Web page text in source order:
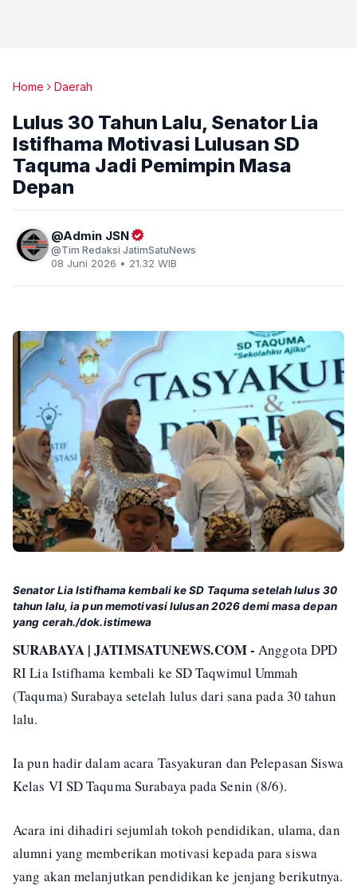
Home Daerah
Lulus 30 Tahun Lalu, Senator Lia
Istifhama Motivasi Lulusan SD
Taquma Jadi Pemimpin Masa
Depan
Admin JSN
Tim Redaksi JatimSatuNews
08 Juni 2026 • 21.32 WIB
Senator Lia Istifhama kembali ke SD Taquma setelah lulus 30
tahun lalu, ia pun memotivasi lulusan 2026 demi masa depan
yang cerah./dok.istimewa
SURABAYA | JATIMSATUNEWS.COM - Anggota DPD
RI Lia Istifhama kembali ke SD Taqwimul Ummah
(Taquma) Surabaya setelah lulus dari sana pada 30 tahun
lalu.
Ia pun hadir dalam acara Tasyakuran dan Pelepasan Siswa
Kelas VI SD Taquma Surabaya pada Senin (8/6).
Acara ini dihadiri sejumlah tokoh pendidikan, ulama, dan
alumni yang memberikan motivasi kepada para siswa
yang akan melanjutkan pendidikan ke jenjang berikutnya.